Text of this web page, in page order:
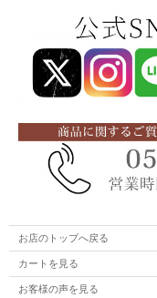
お店のトップへ戻る
カートを見る
お客様の声を見る